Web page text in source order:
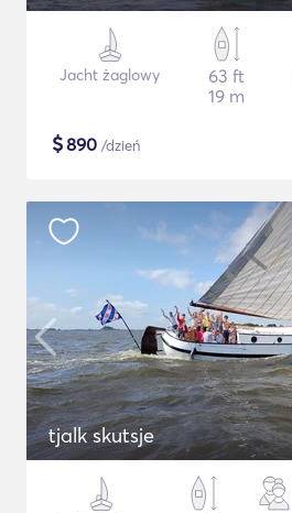
Jacht żaglowy
63 ft
19 m
$890 /dzień
tjalk skutsje